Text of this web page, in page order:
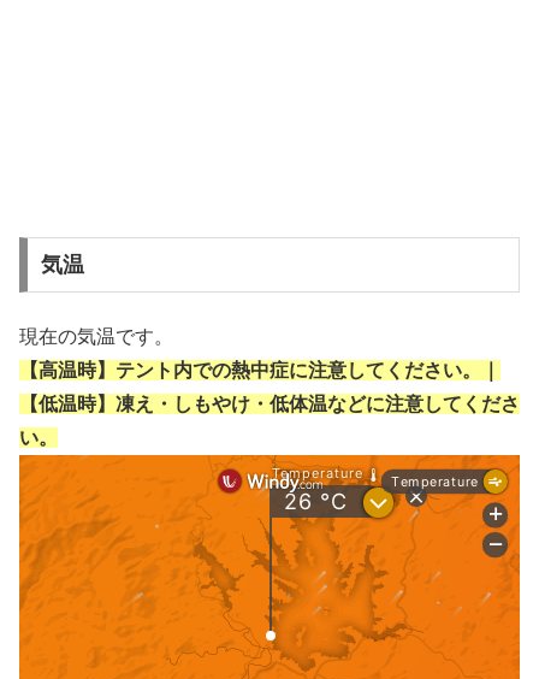
気温
現在の気温です。
【高温時】テント内での熱中症に注意してください。｜
【低温時】凍え・しもやけ・低体温などに注意してくださ
い。